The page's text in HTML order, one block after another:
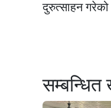
दुरुत्साहन